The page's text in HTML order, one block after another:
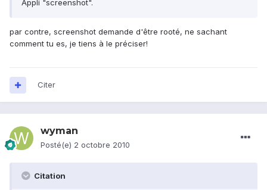
Appli "screenshot".
par contre, screenshot demande d'être rooté, ne sachant
comment tu es, je tiens à le préciser!
Citer
wyman
Posté(e) 2 octobre 2010
Citation